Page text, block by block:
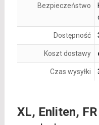
Bezpieczeństwo
Dostępność
Koszt dostawy
Czas wysyłki
XL, Enliten, FR